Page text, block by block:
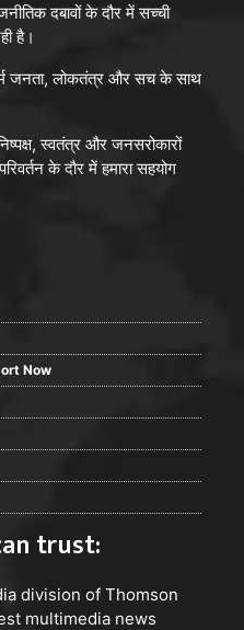
दबावों के दौर में सच्ची
है।
धर्म जनता, लोकतंत्र और सच के साथ
स्वतंत्र और जनसरोकारों
के दौर में हमारा सहयोग
Now
trust:
division of Thomson
multimedia news